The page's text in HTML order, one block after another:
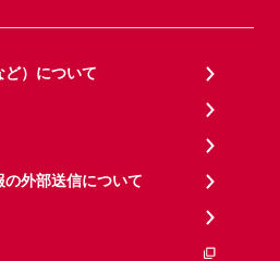
ど）について
外部送信について